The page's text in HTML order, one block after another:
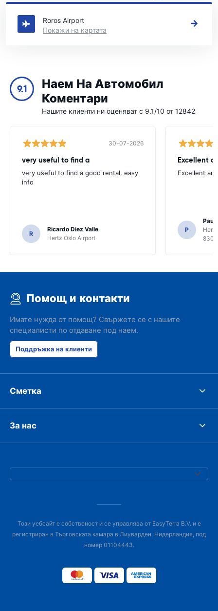
Вижте нашите основни места за коли под наем в Рёрус
Roros Airport
Покажи на картата
9.1
Наем На Автомобил
Коментари
Нашите клиенти ни оценяват с 9.1/10 от 12842
30-07-2026
very useful to find a
very useful to find a good rental, easy
info
R
Ricardo Diez Valle
Hertz Oslo Airport
Excellent
Excellent
P
Paul
8300
Помощ и контакти
Имате нужда от помощ? Свържете се с нашите
специалисти по отдаване под наем.
Поддръжка на клиенти
Сметка
За нас
Този уебсайт е собственост и се управлява от EasyTerra B.V. и е
регистриран в Търговската камара в Лиуварден, Нидерландия, под
номер 01104443.